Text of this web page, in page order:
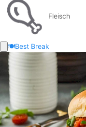
Fleisch
🍽️Best Break